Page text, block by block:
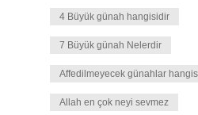
4 Büyük günah hangisidir
7 Büyük günah Nelerdir
Affedilmeyecek günahlar
Allah en çok neyi sevmez